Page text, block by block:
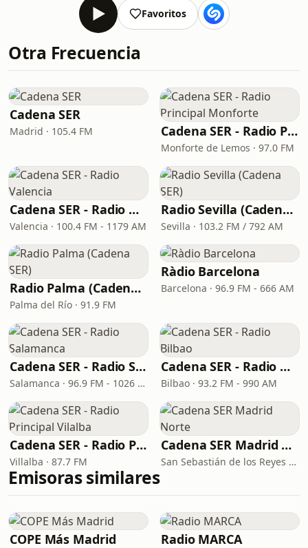
Favoritos
Otra Frecuencia
Cadena SER
Madrid · 105.4 FM Cadena SER - Radio Principal Monforte
Monforte de Lemos · 97.0 FM
Cadena SER - Radio Valencia
Valencia · 100.4 FM - 1179 AM
Radio Sevilla (Cadena SER)
Sevilla · 103.2 FM / 792 AM
Radio Palma (Cadena SER)
Palma del Río · 91.9 FM
Ràdio Barcelona
Barcelona · 96.9 FM - 666 AM
Cadena SER - Radio Salamanca
Salamanca · 96.9 FM - 1026 AM
Cadena SER - Radio Bilbao
Bilbao · 93.2 FM - 990 AM
Cadena SER - Radio Principal Vilalba
Villalba · 87.7 FM
Cadena SER Madrid Norte
San Sebastián de los Reyes · 89.6 FM
Emisoras similares
COPE Más Madrid Radio MARCA